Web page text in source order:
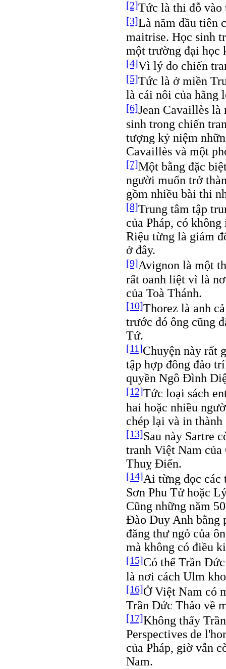
[2]Tức là thi đỗ vào
[3]Là năm đầu tiên
maitrise. Học sinh
một trường đại học
[4]Vì lý do chiến
[5]Tức là ở miền
là cái nôi của hãng
[6]Jean Cavaillès
sinh trong chiến
tượng kỷ niệm
Cavaillès và một
[7]Một bằng đặc
người muốn trở
gồm nhiều bài thi
[8]Trung tâm tập
của Pháp, có
Riệu từng là giám
ở đây.
[9]Avignon là một
rất oanh liệt vì là
của Toà Thánh.
[10]Thorez là anh
trước đó ông cũng
Tứ.
[11]Chuyện này rất
tập hợp đông đảo
quyền Ngô Đình
[12]Tức loại sách
hai hoặc nhiều
chép lại và in thành
[13]Sau này Sartre
tranh Việt Nam của
Thuỵ Điển.
[14]Ai từng đọc các
Sơn Phu Tử hoặc
Cũng những năm
Đào Duy Anh bằng
đăng thư ngỏ của
mà không có điều
[15]Có thể Trần
là nơi cách Ulm
[16]Ở Việt Nam có
Trần Đức Thảo về
[17]Không thấy
Perspectives de
của Pháp, giờ vẫn
Nam.